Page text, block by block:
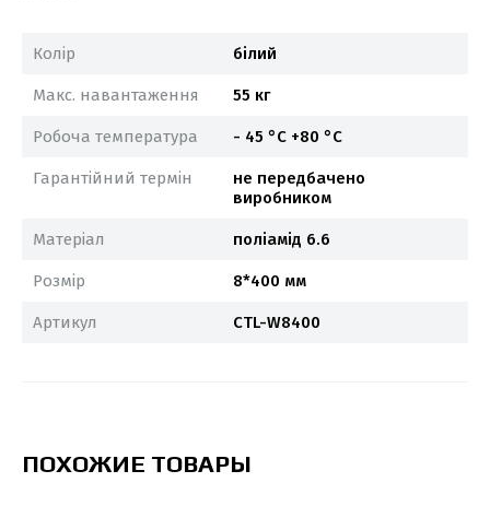
Колір білий
Макс. навантаження 55 кг
Робоча температура - 45 °С +80 °С
Гарантійний термін
не передбачено
виробником
Матеріал поліамід 6.6
Розмір 8*400 мм
Артикул CTL-W8400
ПОХОЖИЕ ТОВАРЫ